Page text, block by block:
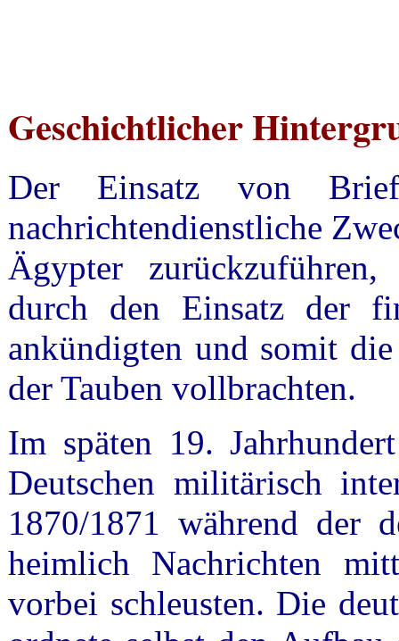
Geschichtlicher
Der Einsatz von
nachrichtendienstliche
Ägypter
durch den Einsatz der
ankündigten und somit
der Tauben vollbrachten.
Im späten 19.
Deutschen militärisch
1870/1871 während der
heimlich Nachrichten
vorbei schleusten. Die